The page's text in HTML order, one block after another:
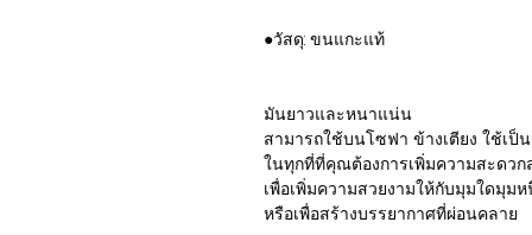
●วัสดุ: ขนแกะแท้
มันยาวและหนาแน่น
สามารถใช้บนโซฟา ข้างเตียง ใช้เป็
ในทุกที่ที่คุณต้องการเพิ่มความสะดวก
เพื่อเพิ่มความสวยงามให้กับมุมใดมุม
หรือเพื่อสร้างบรรยากาศที่ผ่อนคลาย